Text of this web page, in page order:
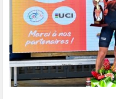
(
o
u
v
r
e
i
t
t
e
(
o
u
v
r
e
d